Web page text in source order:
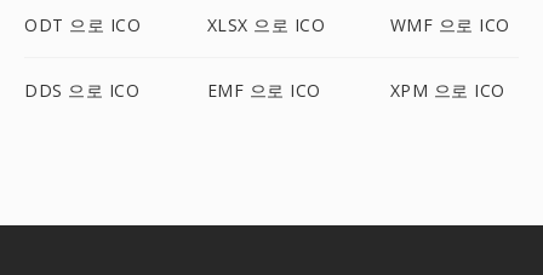
ODT 으로 ICO XLSX 으로 ICO WMF 으로 ICO
DDS 으로 ICO EMF 으로 ICO XPM 으로 ICO